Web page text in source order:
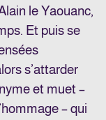
le Yaouanc,
Et puis se
s’attarder
et muet –
– qui